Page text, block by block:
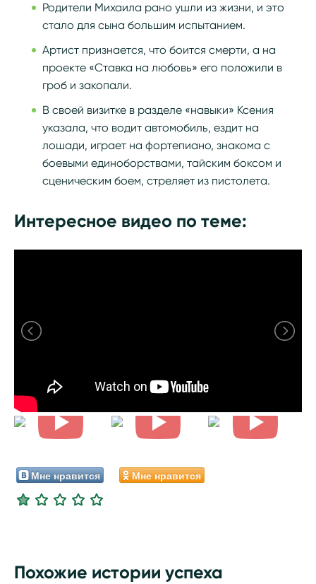
Родители Михаила рано ушли из жизни, и это
стало для сына большим испытанием.
Артист признается, что боится смерти, а на
проекте «Ставка на любовь» его положили в
гроб и закопали.
В своей визитке в разделе «навыки» Ксения
указала, что водит автомобиль, ездит на
лошади, играет на фортепиано, знакома с
боевыми единоборствами, тайским боксом и
сценическим боем, стреляет из пистолета.
Интересное видео по теме:
Мне нравится Мне нравится
Похожие истории успеха